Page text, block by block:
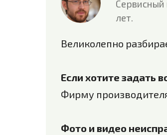
Сервисный
лет.
Великолепно
Если хотите задать
Фирму
Фото и видео